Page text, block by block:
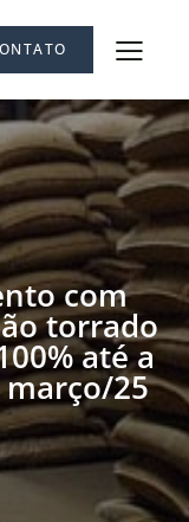
com
torrado
até a
25